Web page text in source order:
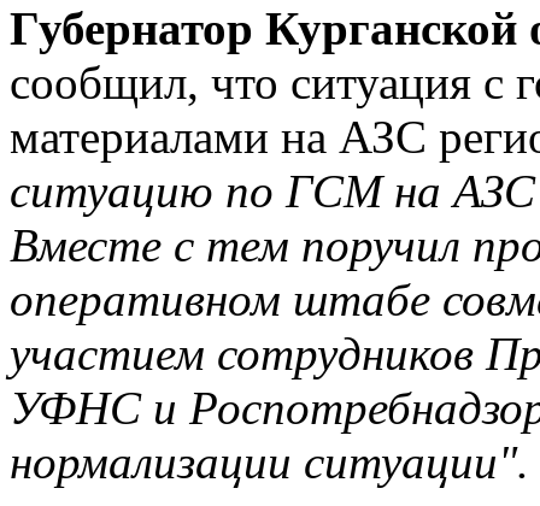
Губернатор
сообщил, что ситуация с
материалами на АЗС
ситуацию по ГСМ на
Вместе с тем поручил
оперативном штабе
участием сотрудников
УФНС и
нормализации ситуации".